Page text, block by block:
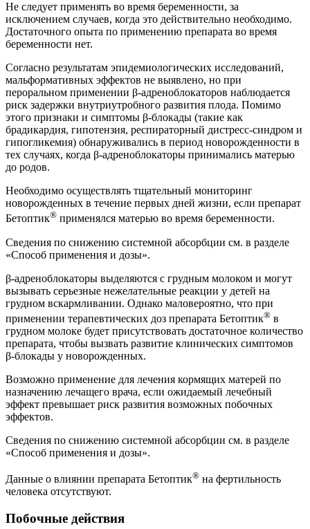
Не следует применять во время беременности, за
исключением случаев, когда это действительно необходимо.
Достаточного опыта по применению препарата во время
беременности нет.
Согласно результатам эпидемиологических исследований,
мальформативных эффектов не выявлено, но при
пероральном применении β-адреноблокаторов наблюдается
риск задержки внутриутробного развития плода. Помимо
этого признаки и симптомы β-блокады (такие как
брадикардия, гипотензия, респираторный дистресс-синдром и
гипогликемия) обнаруживались в период новорожденности в
тех случаях, когда β-адреноблокаторы принимались матерью
до родов.
Необходимо осуществлять тщательный мониторинг
новорожденных в течение первых дней жизни, если препарат
Бетоптик® применялся матерью во время беременности.
Сведения по снижению системной абсорбции см. в разделе
«Способ применения и дозы».
β-адреноблокаторы выделяются с грудным молоком и могут
вызывать серьезные нежелательные реакции у детей на
грудном вскармливании. Однако маловероятно, что при
применении терапевтических доз препарата Бетоптик® в
грудном молоке будет присутствовать достаточное количество
препарата, чтобы вызвать развитие клинических симптомов
β-блокады у новорожденных.
Возможно применение для лечения кормящих матерей по
назначению лечащего врача, если ожидаемый лечебный
эффект превышает риск развития возможных побочных
эффектов.
Сведения по снижению системной абсорбции см. в разделе
«Способ применения и дозы».
Данные о влиянии препарата Бетоптик® на фертильность
человека отсутствуют.
Побочные действия